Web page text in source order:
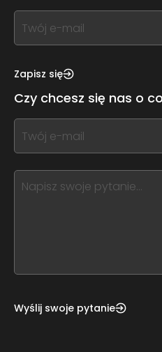
If
you
this,
this
form
field
blank
Zapisz się
Czy chcesz się nas o
If
you
this,
leave
Wyślij swoje pytanie